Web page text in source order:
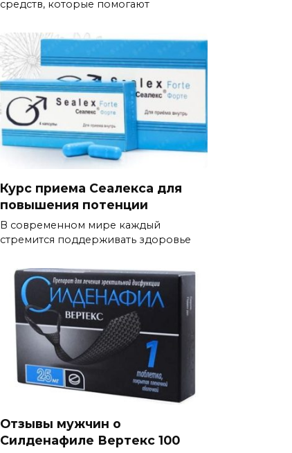
средств, которые помогают
Курс приема Сеалекса для
повышения потенции
В современном мире каждый
стремится поддерживать здоровье
Отзывы мужчин о
Силденафиле Вертекс 100